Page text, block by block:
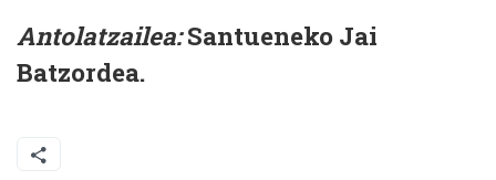
Antolatzailea:Santueneko Jai
Batzordea.